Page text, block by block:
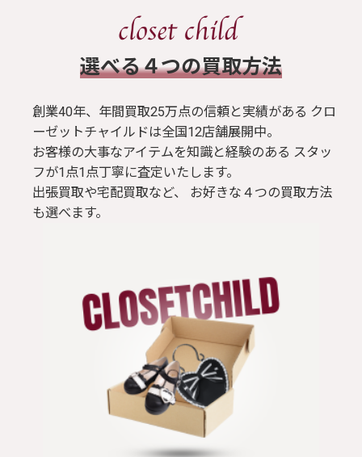
​選べる４つの買取方法
創業40年、年間買取25万点の信頼と実績がある クロ
ーゼットチャイルドは全国12店舗展開中。
お客様の大事なアイテムを知識と経験のある スタッ
フが1点1点丁寧に査定いたします。
出張買取や宅配買取など、 お好きな４つの買取方法
も選べます。